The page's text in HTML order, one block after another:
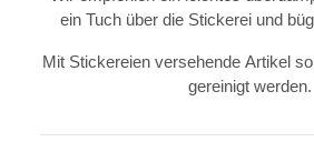
ein Tuch über die Stickerei und
Mit Stickereien versehende Artikel
gereinigt werden.